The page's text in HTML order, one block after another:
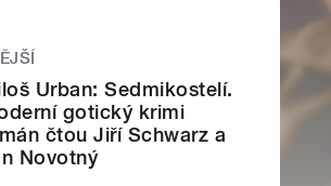
Urban: Sedmikostelí.
gotický krimi
čtou Jiří Schwarz a
Novotný